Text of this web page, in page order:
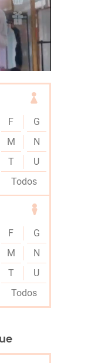
F
G
M
N
T
U
Todos
F
G
M
N
T
U
Todos